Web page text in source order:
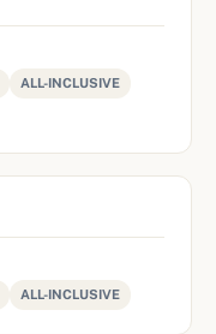
ALL-INCLUSIVE
ALL-INCLUSIVE